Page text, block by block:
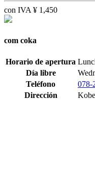
con IVA ¥ 1,450
com coka
Horario de apertura
Día libre
Teléfono
078-
Dirección